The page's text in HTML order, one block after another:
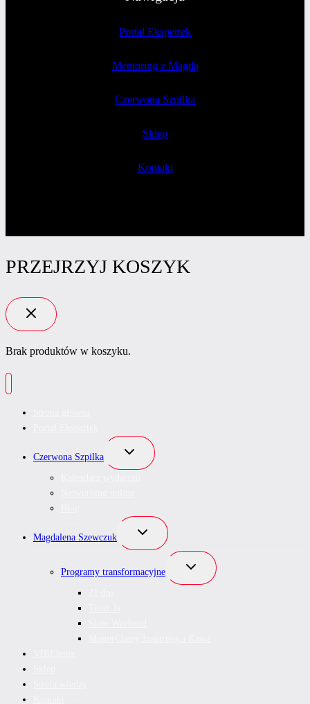
Portal Ekspertek
Mentoring z Magdą
Czerwona Szpilka
Sklep
Kontakt
PRZEJRZYJ KOSZYK
Brak produktów w koszyku.
Czerwona Szpilka
Przełącz
podrzędne
Magdalena Szewczuk
Przełącz
podrzędne
Programy transformacyjne
Przełącz
podrzędne